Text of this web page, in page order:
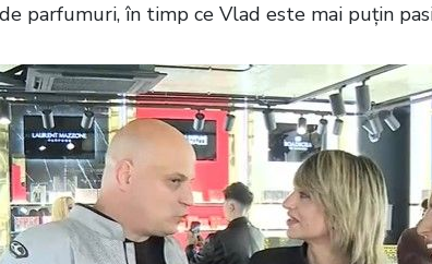
parfumuri, în timp ce Vlad este mai puțin